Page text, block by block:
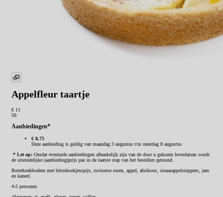
Appelfleur taartje
€ 11
50
Aanbiedingen*
€ 8.75
Deze aanbieding is geldig van maandag 3 augustus t/m zaterdag 8 augustus
* Let op: Omdat eventuele aanbiedingen afhankelijk zijn van de door u gekozen leverdatum wordt
de uiteindelijke (aanbieding)prijs pas in de laatste stap van het bestellen getoond.
Boterkoekbodem met bitterkoekjesspijs, zwitserse room, appel, abrikoos, sinaasappelsnippers, jam
en kaneel.
4-5 personen